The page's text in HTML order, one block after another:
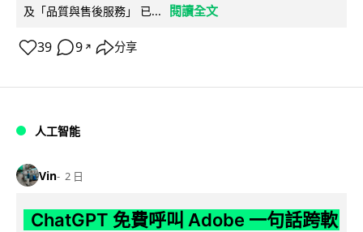
及「品質與售後服務」 已...
閱讀全文
39 9 ↗ 分享
人工智能
Vin 2 日
ChatGPT 免費呼叫 Adobe 一句話跨軟